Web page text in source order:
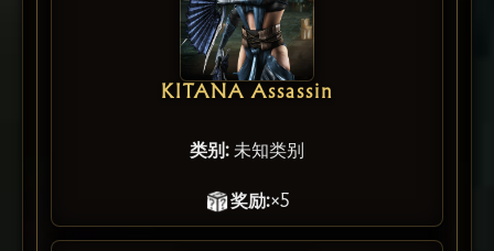
KITANA Assassin
类别: 未知类别
奖励:×5